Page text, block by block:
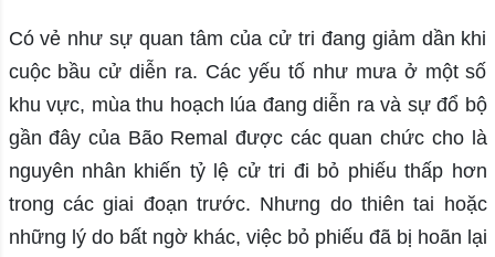
Có vẻ như sự quan tâm của cử tri đang giảm dần khi
cuộc bầu cử diễn ra. Các yếu tố như mưa ở một số
khu vực, mùa thu hoạch lúa đang diễn ra và sự đổ bộ
gần đây của Bão Remal được các quan chức cho là
nguyên nhân khiến tỷ lệ cử tri đi bỏ phiếu thấp hơn
trong các giai đoạn trước. Nhưng do thiên tai hoặc
những lý do bất ngờ khác, việc bỏ phiếu đã bị hoãn lại